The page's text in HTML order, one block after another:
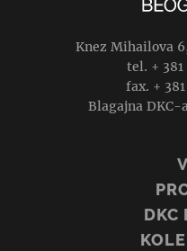
Knez Mihailova
tel. + 381
fax. +
Blagajna DKC-
DKC